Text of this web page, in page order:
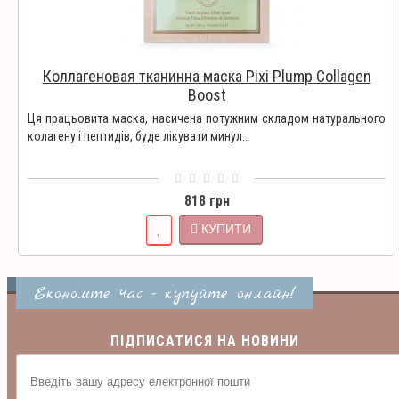
Коллагеновая тканинна маска Pixi Plump Collagen
Boost
Ця працьовита маска, насичена потужним складом натурального
колагену і пептидів, буде лікувати минул..
818 грн
КУПИТИ
Економте час - купуйте онлайн!
ПІДПИСАТИСЯ НА НОВИНИ